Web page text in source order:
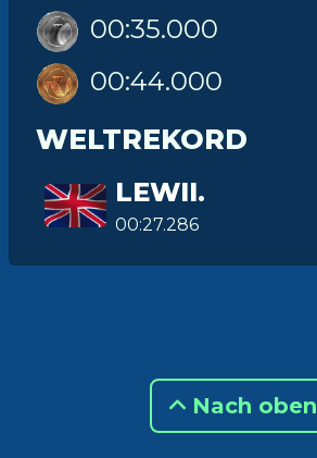
00:35.000
00:44.000
WELTREKORD
LEWII.
00:27.286
Nach oben